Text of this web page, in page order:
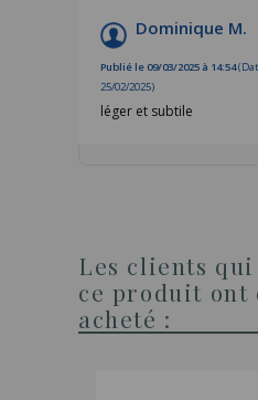
Dominique M.
Publié le 09/03/2025 à 14:54
25/02/2025)
léger et subtile
Les clients
ce produit ont
acheté :